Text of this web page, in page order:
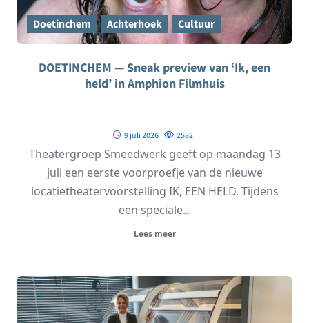
Doetinchem Achterhoek Cultuur
DOETINCHEM — Sneak preview van ‘Ik, een
held’ in Amphion Filmhuis
9 juli 2026 2582
Theatergroep Smeedwerk geeft op maandag 13
juli een eerste voorproefje van de nieuwe
locatietheatervoorstelling IK, EEN HELD. Tijdens
een speciale...
Lees meer